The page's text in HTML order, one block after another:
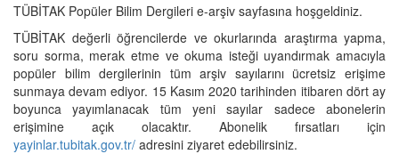
TÜBİTAK Popüler Bilim Dergileri e-arşiv sayfasına hoşgeldiniz.
TÜBİTAK değerli öğrencilerde ve okurlarında araştırma yapma,
soru sorma, merak etme ve okuma isteği uyandırmak amacıyla
popüler bilim dergilerinin tüm arşiv sayılarını ücretsiz erişime
sunmaya devam ediyor. 15 Kasım 2020 tarihinden itibaren dört ay
boyunca yayımlanacak tüm yeni sayılar sadece abonelerin
erişimine açık olacaktır. Abonelik fırsatları için
yayinlar.tubitak.gov.tr/ adresini ziyaret edebilirsiniz.